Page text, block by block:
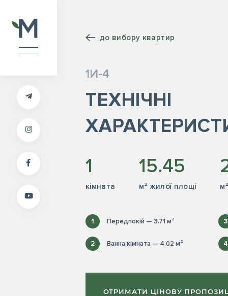
до вибору квартир
1И-4
ТЕХНІЧНІ
1
кiмната
15.45
м² жилої площі
1 Передпокій — 3.71 м²
2 Ванна кімната — 4.02 м²
3
4
ОТРИМАТИ ЦІНОВУ